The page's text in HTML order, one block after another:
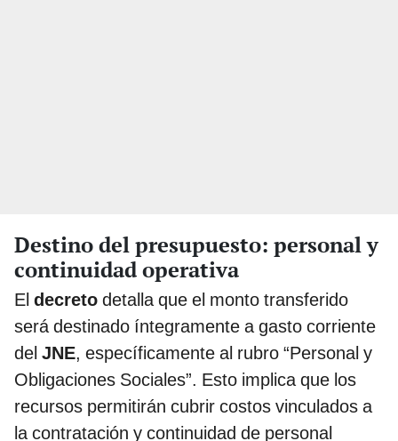
Destino del presupuesto: personal y
continuidad operativa
El decreto detalla que el monto transferido
será destinado íntegramente a gasto corriente
del JNE, específicamente al rubro “Personal y
Obligaciones Sociales”. Esto implica que los
recursos permitirán cubrir costos vinculados a
la contratación y continuidad de personal